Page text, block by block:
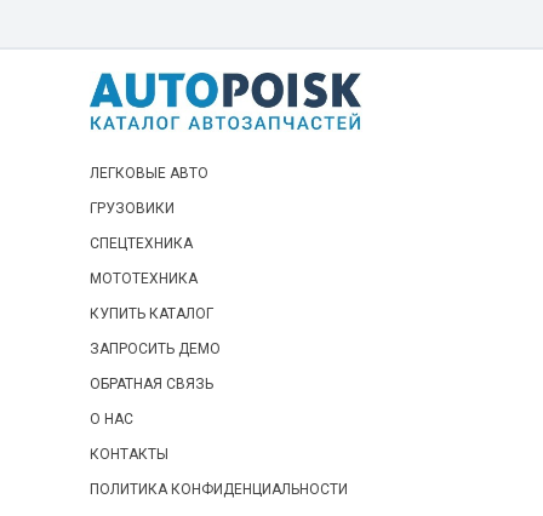
ОБРАТНАЯ СВЯЗЬ
ЗАПРОСИТЬ ДЕМО
КУПИТЬ КАТАЛОГ
СПЕЦТЕХНИКА
МОТОТЕХНИКА
ГРУЗОВИКИ
ЛЕГКОВЫЕ АВТО
ПОЛИТИКА КОНФИДЕНЦИАЛЬНОСТИ
КОНТАКТЫ
О НАС